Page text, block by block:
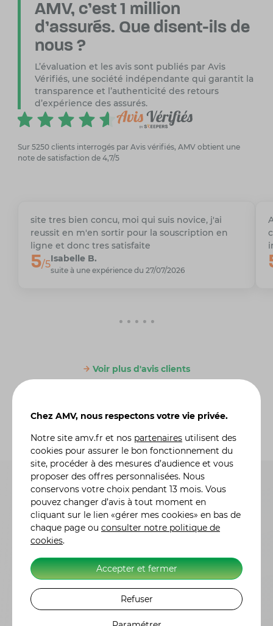
AMV, c’est 1 million
d’assurés. Que disent-ils de
nous ?
L’évaluation et les avis sont publiés par Avis
Vérifiés, une société indépendante qui garantit la
transparence et l’authenticité des retours
d’expérience des assurés.
Sur 5250 clients interrogés par Avis vérifiés, AMV obtient une
note de satisfaction de 4,7/5
site tres bien concu, moi qui suis novice, j'ai
reussit en m'en sortir pour la souscription en
ligne et donc tres satisfaite
5/5Isabelle B.
suite à une expérience du 27/07/2026
Voir plus d'avis clients
Questions fréquentes
Vous vous posez des
questions ? Nous y
Chez AMV, nous respectons votre vie privée.
Notre site amv.fr et nos partenaires utilisent des
cookies pour assurer le bon fonctionnement du
site, procéder à des mesures d’audience et vous
proposer des offres personnalisées. Nous
conservons votre choix pendant 13 mois. Vous
pouvez changer d’avis à tout moment en
cliquant sur le lien «gérer mes cookies» en bas de
chaque page ou consulter notre politique de
cookies.
Accepter et fermer
Refuser